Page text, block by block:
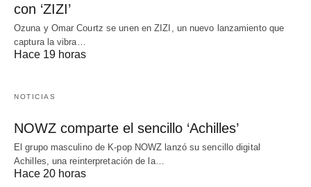
con ‘ZIZI’
Ozuna y Omar Courtz se unen en ZIZI, un nuevo lanzamiento que
captura la vibra…
Hace 19 horas
NOTICIAS
NOWZ comparte el sencillo ‘Achilles’
El grupo masculino de K-pop NOWZ lanzó su sencillo digital
Achilles, una reinterpretación de la…
Hace 20 horas